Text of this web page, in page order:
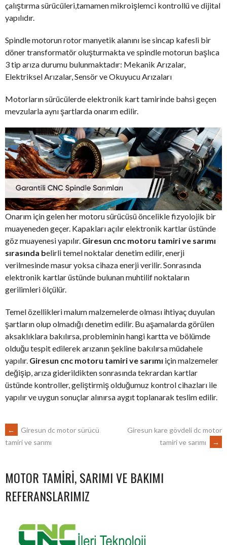
çalıştırma sürücüleri,tamamen mikroişlemci kontrollü ve dijital
yapılıdır.
Spindle motorun rotor manyetik alanını ise sincap kafesli bir
döner transformatör oluşturmakta ve spindle motorun başlıca
3 tip arıza durumu bulunmaktadır: Mekanik Arızalar,
Elektriksel Arızalar, Sensör ve Okuyucu Arızaları
Motorların sürücülerde elektronik kart tamirinde bahsi geçen
mevzularla aynı şartlarda onarım edilir.
Onarım için gelen her motoru sürücüsü öncelikle fizyolojik bir
muayeneden geçer. Kapakları açılır elektronik kartlar üstünde
göz muayenesi yapılır. Giresun cnc motoru tamiri ve sarımı
sırasında belirli temel noktalar denetim edilir, enerji
verilmesinde masur yoksa cihaza enerji verilir. Sonrasında
elektronik kartlar üstünde bulunan muhtilif noktaların
gerilimleri ölçülür.
Temel özellikleri malum malzemelerde olması ihtiyaç duyulan
şartların olup olmadığı denetim edilir. Bu aşamalarda görülen
aksaklıklara bakılırsa, probleminin hangi kartta ve bölümde
olduğu tespit edilerek arızanın şekline bakılırsa müdahele
yapılır. Giresun cnc motoru tamiri ve sarımı için malzemeler
değişip, arıza giderildikten sonrasında tekrardan kartlar
üstünde kontroller, geliştirmiş olduğumuz kontrol cihazları ile
yapılır ve uygun sonuçlar alınırsa aygıt toplanarak teslim edilir.
POST
NAVIGATION
←
Giresun dc motor sürücü
tamiri ve sarımı
Giresun kare gövdeli dc motor
tamiri ve sarımı
→
MOTOR TAMIRI, SARIMI VE BAKIMI
REFERANSLARIMIZ